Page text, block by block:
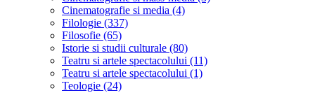
Cinematografie si media (4)
Filologie (337)
Filosofie (65)
Istorie si studii culturale (80)
Teatru si artele spectacolului (11)
Teatru si artele spectacolului (1)
Teologie (24)